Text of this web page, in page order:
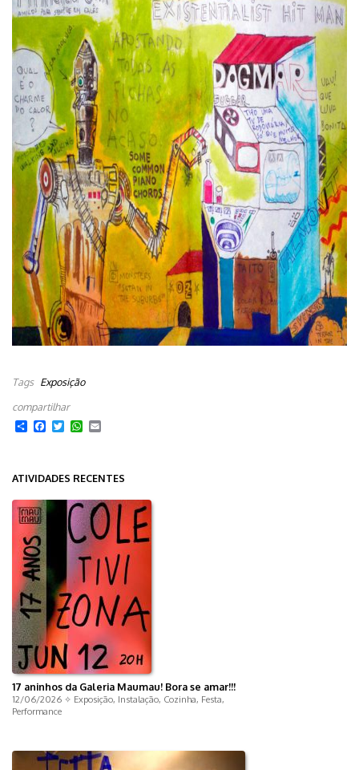
Tags Exposição
ShareFacebook
TwitterWhatsApp
ATIVIDADES RECENTES
17 aninhos da Galeria Maumau! Bora se amar!!!
12/06/2026 ✧ Exposição, Instalação, Cozinha, Festa,
Performance